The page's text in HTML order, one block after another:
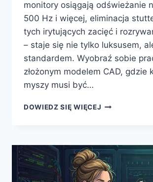
monitory osiągają odświeżanie
500 Hz i więcej, eliminacja
tych irytujących zacięć i
– staje się nie tylko luksusem,
standardem. Wyobraź sobie
złożonym modelem CAD, gdzie
myszy musi być…
DOWIEDZ SIĘ WIĘCEJ EWOLUCJA
W
MONITORACH
–
PŁYNNE